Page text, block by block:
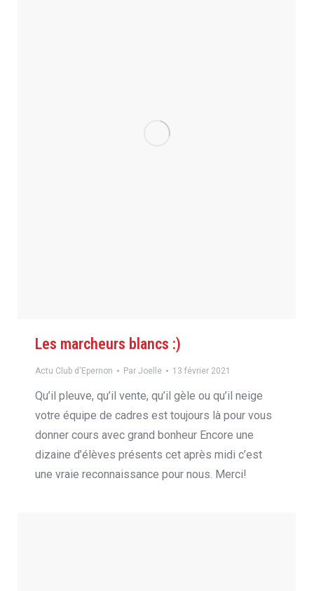
Les marcheurs blancs :)
Actu Club d'Epernon Par Joelle 13 février 2021
Qu’il pleuve, qu’il vente, qu’il gèle ou qu’il neige
votre équipe de cadres est toujours là pour vous
donner cours avec grand bonheur Encore une
dizaine d’élèves présents cet après midi c’est
une vraie reconnaissance pour nous. Merci!